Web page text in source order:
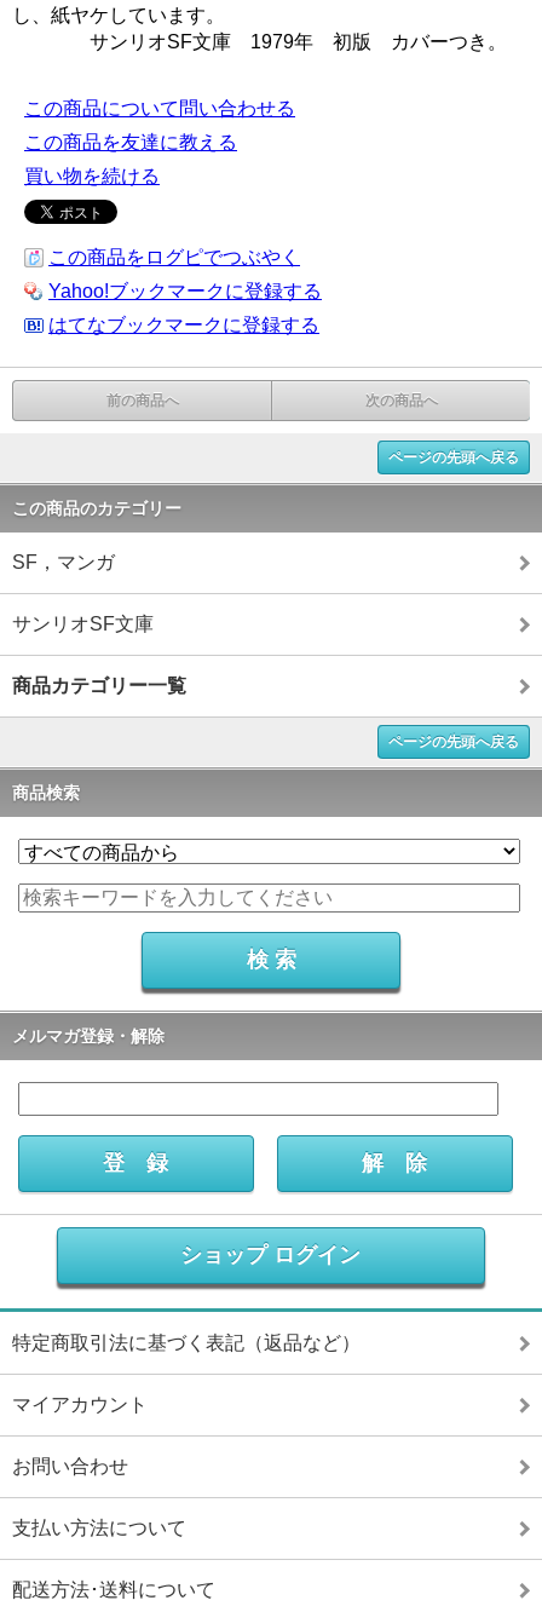
し、紙ヤケしています。
サンリオSF文庫 1979年 初版 カバーつき。
この商品について問い合わせる
この商品を友達に教える
買い物を続ける
この商品をログピでつぶやく
Yahoo!ブックマークに登録する
はてなブックマークに登録する
前の商品へ 次の商品へ
ページの先頭へ戻る
この商品のカテゴリー
SF，マンガ
サンリオSF文庫
商品カテゴリー一覧
ページの先頭へ戻る
商品検索
メルマガ登録・解除
ショップ ログイン
特定商取引法に基づく表記（返品など）
マイアカウント
お問い合わせ
支払い方法について
配送方法･送料について